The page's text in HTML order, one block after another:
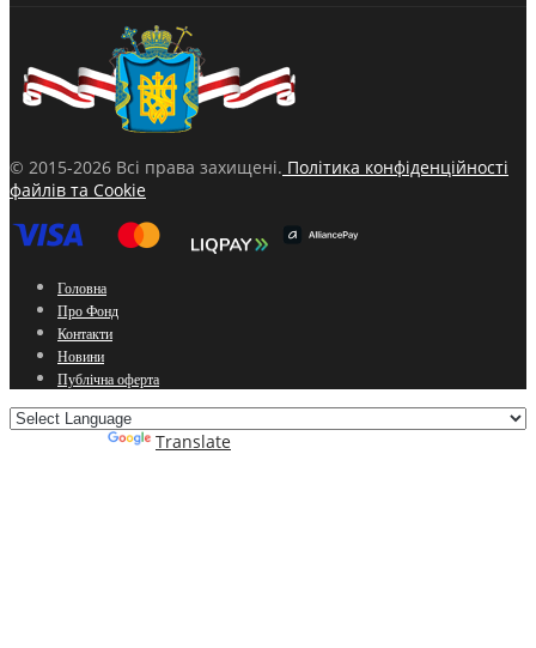
© 2015-2026 Всі права захищені. Політика конфіденційності
файлів та Cookie
Головна
Про Фонд
Контакти
Новини
Публічна оферта
Translate